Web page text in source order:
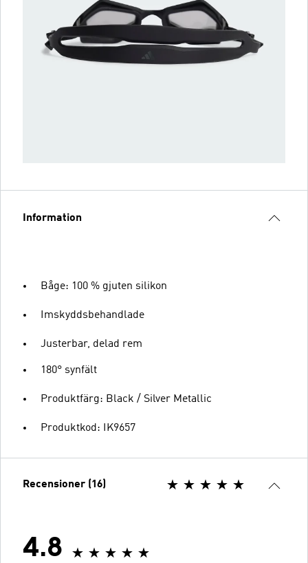
Information
Båge: 100 % gjuten silikon
Imskyddsbehandlade
Justerbar, delad rem
180° synfält
Produktfärg: Black / Silver Metallic
Produktkod: IK9657
Recensioner (16)
4.8